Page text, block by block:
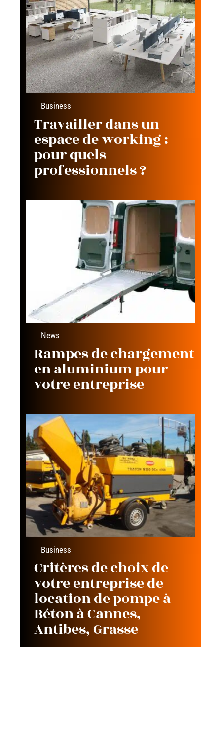
Business
Travailler dans un
espace de working :
pour quels
professionnels ?
News
Rampes de chargement
en aluminium pour
votre entreprise
Business
Critères de choix de
votre entreprise de
location de pompe à
Béton à Cannes,
Antibes, Grasse